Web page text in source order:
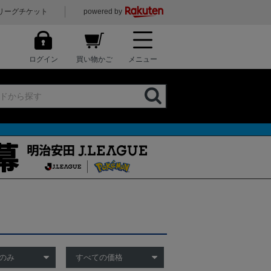
ーグチケット powered by
ログイン 買い物かご メニュー